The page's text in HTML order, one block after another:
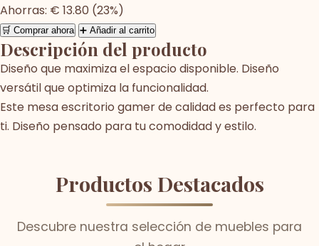
Ahorras: € 13.80 (23%)
🛒 Comprar ahora ➕ Añadir al carrito
Descripción del producto
Diseño que maximiza el espacio disponible. Diseño
versátil que optimiza la funcionalidad.
Este mesa escritorio gamer de calidad es perfecto para
ti. Diseño pensado para tu comodidad y estilo.
Productos Destacados
Descubre nuestra selección de muebles para